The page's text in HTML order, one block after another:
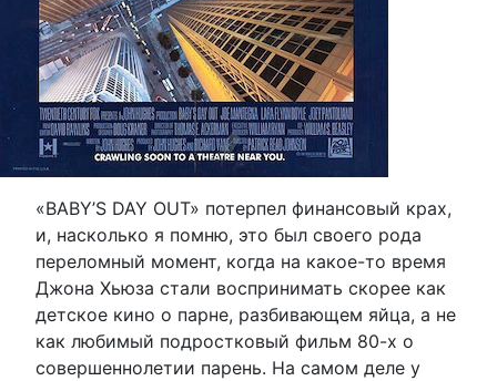
«BABY’S DAY OUT» потерпел финансовый крах,
и, насколько я помню, это был своего рода
переломный момент, когда на какое-то время
Джона Хьюза стали воспринимать скорее как
детское кино о парне, разбивающем яйца, а не
как любимый подростковый фильм 80-х о
совершеннолетии парень. На самом деле у